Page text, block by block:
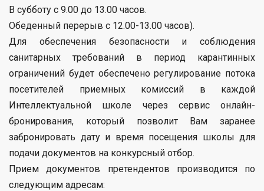
В субботу с 9.00 до 13.00 часов.
Обеденный перерыв с 12.00-13.00 часов).
Для обеспечения безопасности и соблюдения
санитарных требований в период карантинных
ограничений будет обеспечено регулирование потока
посетителей приемных комиссий в каждой
Интеллектуальной школе через сервис онлайн-
бронирования, который позволит Вам заранее
забронировать дату и время посещения школы для
подачи документов на конкурсный отбор.
Прием документов претендентов производится по
следующим адресам: